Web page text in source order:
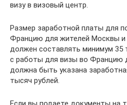
визу в визовый центр.
Размер заработной платы для
Францию для жителей Москвы и
должен составлять минимум 35
с работы для визы во Францию
должна быть указана
тысяч рублей.